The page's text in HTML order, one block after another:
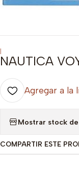
|
NAUTICA
Agregar a la
Mostrar stock
COMPARTIR ESTE